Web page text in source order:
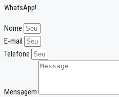
WhatsApp!
Nome
E-mail
Telefone
Mensagem